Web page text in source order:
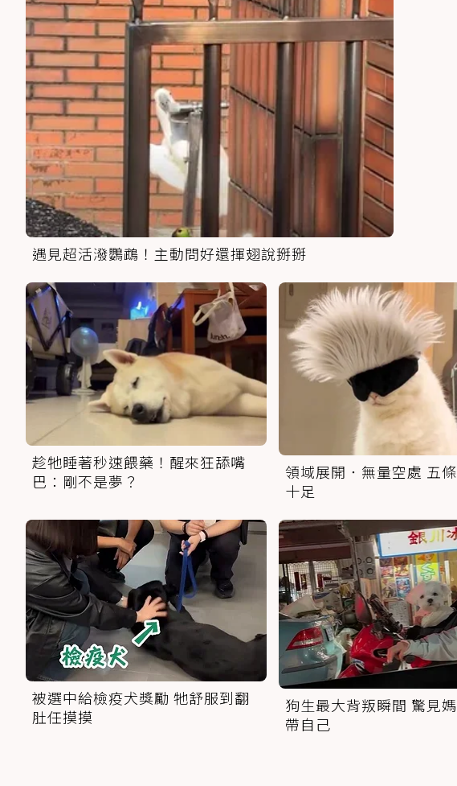
遇見超活潑鸚鵡！主動問好還揮翅說掰掰
趁牠睡著秒速餵藥！醒來狂舔嘴
巴：剛不是夢？
領域展開．無量空處 五
十足
被選中給檢疫犬獎勵 牠舒服到翻
肚任摸摸
狗生最大背叛瞬間 驚見
帶自己